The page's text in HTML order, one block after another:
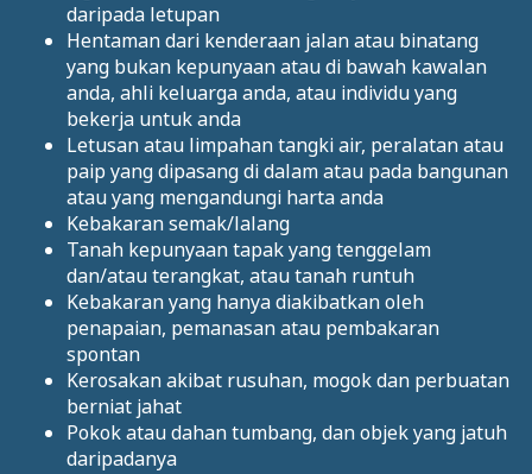
daripada letupan
Hentaman dari kenderaan jalan atau binatang
yang bukan kepunyaan atau di bawah kawalan
anda, ahli keluarga anda, atau individu yang
bekerja untuk anda
Letusan atau limpahan tangki air, peralatan atau
paip yang dipasang di dalam atau pada bangunan
atau yang mengandungi harta anda
Kebakaran semak/lalang
Tanah kepunyaan tapak yang tenggelam
dan/atau terangkat, atau tanah runtuh
Kebakaran yang hanya diakibatkan oleh
penapaian, pemanasan atau pembakaran
spontan
Kerosakan akibat rusuhan, mogok dan perbuatan
berniat jahat
Pokok atau dahan tumbang, dan objek yang jatuh
daripadanya